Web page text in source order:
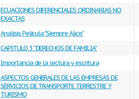
ECUACIONES DIFERENCIALES ORDINARIAS NO
EXACTAS
Analisis Pelicula "Siempre Alice"
CAPITULO 3 “DERECHOS DE FAMILIA”
Importancia de la lectura y escritura
ASPECTOS GENERALES DE LAS EMPRESAS DE
SERVICIOS DE TRANSPORTE TERRESTRE Y
TURISMO